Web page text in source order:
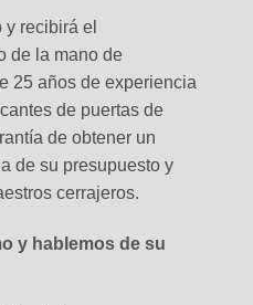
recibirá el
de la mano de
25 años de experiencia
de puertas de
de obtener un
de su presupuesto y
cerrajeros.
y hablemos de su